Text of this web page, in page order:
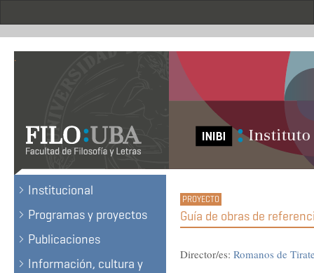
.
Institucional
Programas y proyectos
Publicaciones
Información, cultura y
Guía de obras de
Director/es: Romanos de